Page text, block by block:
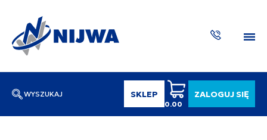
WYSZUKAJ SKLEP
0.00
ZALOGUJ SIĘ
Wpisz numer katalogowy lub nazwę
SZUKAJ